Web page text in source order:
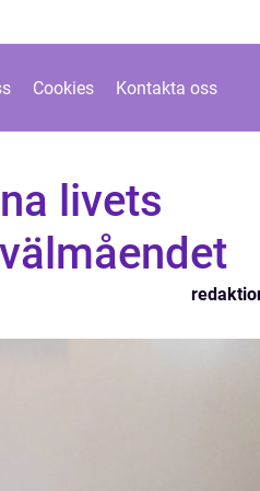
Cookies Kontakta oss
livets